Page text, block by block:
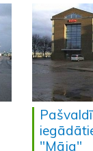
"Māja"